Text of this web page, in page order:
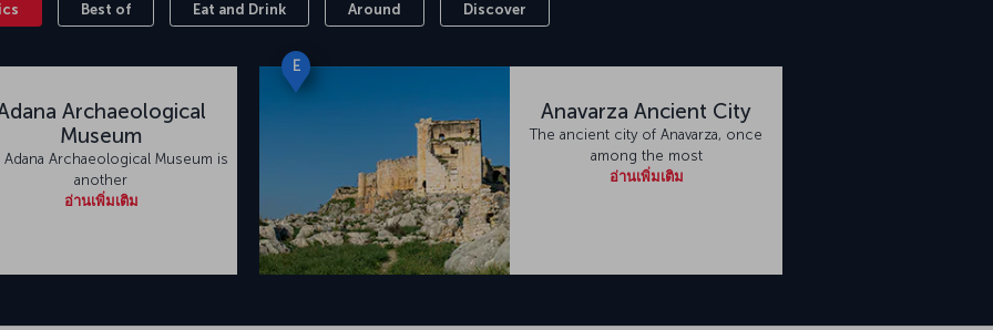
Best of Eat and Drink Around Discover
Archaeological
Museum
Adana Archaeological Museum is
another
อ่านเพิ่มเติม
E
Anavarza Ancient City
The ancient city of Anavarza, once
among the most
อ่านเพิ่มเติม